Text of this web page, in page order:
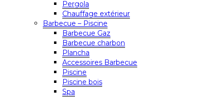
Pergola
Chauffage extérieur
Barbecue – Piscine
Barbecue Gaz
Barbecue charbon
Plancha
Accessoires Barbecue
Piscine
Piscine bois
Spa